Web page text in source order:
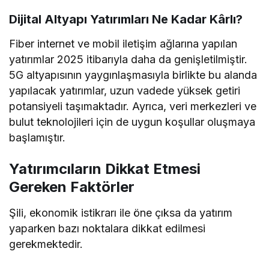
Dijital Altyapı Yatırımları Ne Kadar Kârlı?
Fiber internet ve mobil iletişim ağlarına yapılan
yatırımlar 2025 itibarıyla daha da genişletilmiştir.
5G altyapısının yaygınlaşmasıyla birlikte bu alanda
yapılacak yatırımlar, uzun vadede yüksek getiri
potansiyeli taşımaktadır. Ayrıca, veri merkezleri ve
bulut teknolojileri için de uygun koşullar oluşmaya
başlamıştır.
Yatırımcıların Dikkat Etmesi
Gereken Faktörler
Şili, ekonomik istikrarı ile öne çıksa da yatırım
yaparken bazı noktalara dikkat edilmesi
gerekmektedir.